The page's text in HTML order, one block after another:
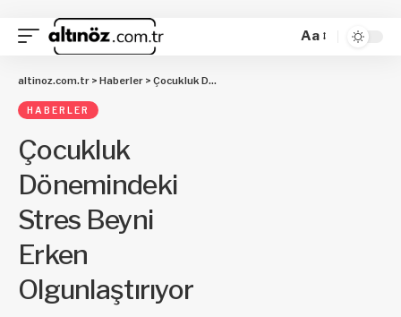
Aa
altinoz.com.tr > Haberler > Çocukluk Dönemindeki Stres Beyni Erken Olgunlaştırıyor
HABERLER
Çocukluk
Dönemindeki
Stres Beyni
Erken
Olgunlaştırıyor